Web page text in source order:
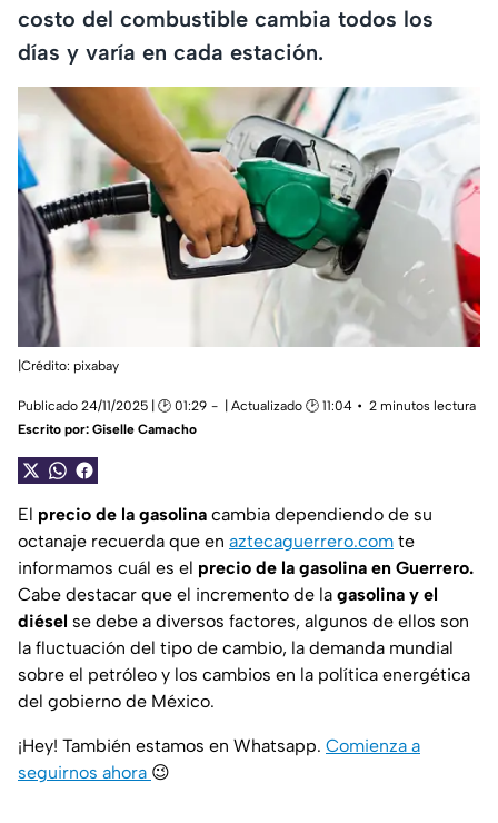
costo del combustible cambia todos los
días y varía en cada estación.
|Crédito: pixabay
Publicado 24/11/2025 | 🕑 01:29 | Actualizado 🕑 11:04
2 minutos lectura
Escrito por: Giselle Camacho
El precio de la gasolina cambia dependiendo de su
octanaje recuerda que en aztecaguerrero.com te
informamos cuál es el precio de la gasolina en Guerrero.
Cabe destacar que el incremento de la gasolina y el
diésel se debe a diversos factores, algunos de ellos son
la fluctuación del tipo de cambio, la demanda mundial
sobre el petróleo y los cambios en la política energética
del gobierno de México.
¡Hey! También estamos en Whatsapp. Comienza a
seguirnos ahora 😉